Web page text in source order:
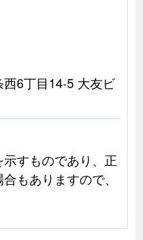
6丁目14-5 大友ビ
すものであり、正
もありますので、